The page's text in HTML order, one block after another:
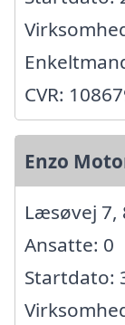
CVR:
Enzo
Læsøvej 7,
Ansatte: 0
Startdato: